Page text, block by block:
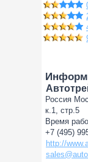
Россия
к.1, стр.5
Время
+7 (495)
http://